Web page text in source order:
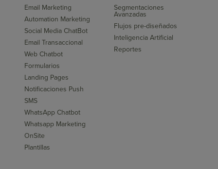
Email Marketing
Automation Marketing
Social Media ChatBot
Email Transaccional
Web Chatbot
Formularios
Landing Pages
Notificaciones Push
SMS
WhatsApp Chatbot
Whatsapp Marketing
OnSite
Plantillas
Segmentaciones
Avanzadas
Flujos pre-diseñados
Inteligencia Artificial
Reportes